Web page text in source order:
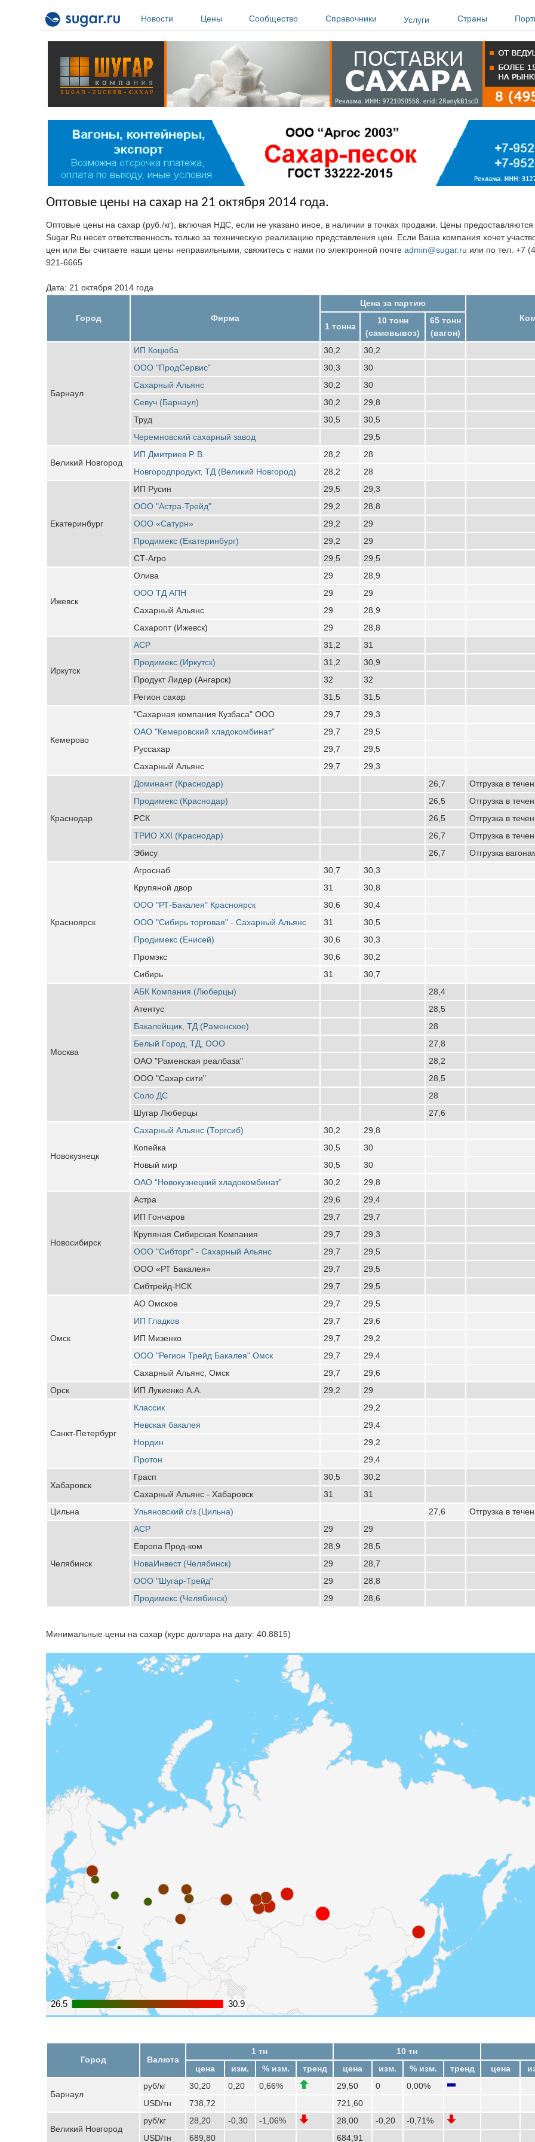
Новости
Цены Сообщество Справочники Услуги Страны
Оптовые цены на сахар на 21 октября 2014 года.
Оптовые цены на сахар (руб./кг), включая НДС, если не указано иное, в наличии в точках продажи. Цены
Sugar.Ru несет ответственность только за техническую реализацию представления цен. Если Ваша компания хочет
цен или Вы считаете наши цены неправильными, свяжитесь с нами по электронной почте admin@sugar.ru или по тел. +7
921-6665
Дата: 21 октября 2014 года
Город Фирма
Цена за партию
1 тонна
10 тонн
(самовывоз)
65 тонн
(вагон)
Барнаул
ИП Коцюба 30,2
30,2
ООО "ПродСервис"
30,3
30
Сахарный Альянс
30,2
30
Севуч (Барнаул)
30,2
29,8
Труд
30,5
30,5
Черемновский сахарный завод
29,5
Великий Новгород
ИП Дмитриев Р. В. 28,2
28
Новгородпродукт, ТД (Великий Новгород)
28,2 28
Екатеринбург
ИП Русин 29,5
29,3
ООО "Астра-Трейд"
29,2
28,8
ООО «Сатурн»
29,2
29
Продимекс (Екатеринбург)
29,2
29
СТ-Агро
29,5 29,5
Ижевск
Олива 29
28,9
ООО ТД АПН
29
29
Сахарный Альянс
29
28,9
Сахаропт (Ижевск)
29 28,8
Иркутск
АСР 31,2
31
Продимекс (Иркутск)
31,2
30,9
Продукт Лидер (Ангарск)
32
32
Регион сахар
31,5 31,5
Кемерово
"Сахарная компания Кузбаса" ООО 29,7
29,3
ОАО "Кемеровский хладокомбинат"
29,7
29,5
Руссахар
29,7
29,5
Сахарный Альянс
29,7 29,3
Краснодар
Доминант (Краснодар) 26,7
Отгрузка в
Продимекс (Краснодар)
26,5
Отгрузка в
РСК
26,5
Отгрузка в
ТРИО XXI (Краснодар)
26,7
Отгрузка в
Эбису
26,7 Отгрузка
Красноярск
Агроснаб 30,7
30,3
Крупяной двор
31
30,8
ООО "РТ-Бакалея" Красноярск
30,6
30,4
ООО "Сибирь торговая" - Сахарный Альянс
31
30,5
Продимекс (Енисей)
30,6
30,3
Промэкс
30,6
30,2
Сибирь
31 30,7
Москва
АБК Компания (Люберцы)
28,4
Атентус
28,5
Бакалейщик, ТД (Раменское)
28
Белый Город, ТД, ООО
27,8
ОАО "Раменская реалбаза"
28,2
ООО "Сахар сити"
28,5
Соло ДС
28
Шугар Люберцы
27,6
Новокузнецк
Сахарный Альянс (Торгсиб) 30,2
29,8
Копейка
30,5
30
Новый мир
30,5
30
ОАО “Новокузнецкий хладокомбинат”
30,2 29,8
Новосибирск
Астра 29,6
29,4
ИП Гончаров
29,7
29,7
Крупяная Сибирская Компания
29,7
29,3
ООО "Сибторг" - Сахарный Альянс
29,7
29,5
ООО «РТ Бакалея»
29,7
29,5
Сибтрейд-НСК
29,7 29,5
Омск
АО Омское 29,7
29,5
ИП Гладков
29,7
29,6
ИП Мизенко
29,7
29,2
ООО "Регион Трейд Бакалея" Омск
29,7
29,4
Сахарный Альянс, Омск
29,7
29,6
Орск
ИП Лукиенко А.А. 29,2 29
Санкт-Петербург
Классик
29,2
Невская бакалея
29,4
Нордин
29,2
Протон
29,4
Хабаровск
Грасп 30,5
30,2
Сахарный Альянс - Хабаровск
31
31
Цильна
Ульяновский с/з (Цильна) 27,6 Отгрузка в
Челябинск
АСР 29
29
Европа Прод-ком
28,9
28,5
НоваИнвест (Челябинск)
29
28,7
ООО "Шугар-Трейд"
29
28,8
Продимекс (Челябинск)
29 28,6
Минимальные цены на сахар (курс доллара на дату: 40.8815)
26.5
26.5 30.9
30.9
Город Валюта
1 тн 10 тн
цена
изм. % изм. тренд цена изм. % изм. тренд цена
Барнаул
руб/кг 30,20 0,20 0,66% 29,50 0
0,00%
USD/тн
738,72 721,60
Великий Новгород
руб/кг 28,20 -0,30 -1,06% 28,00 -0,20
-0,71%
USD/тн
689,80 684,91